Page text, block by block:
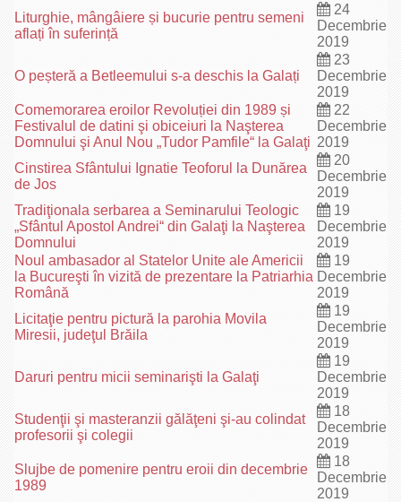
Liturghie, mângâiere și bucurie pentru semeni
aflați în suferință
24
Decembrie
2019
O peșteră a Betleemului s-a deschis la Galați
23
Decembrie
2019
Comemorarea eroilor Revoluției din 1989 și
Festivalul de datini şi obiceiuri la Naşterea
Domnului şi Anul Nou „Tudor Pamfile“ la Galaţi
22
Decembrie
2019
Cinstirea Sfântului Ignatie Teoforul la Dunărea
de Jos
20
Decembrie
2019
Tradiţionala serbarea a Seminarului Teologic
„Sfântul Apostol Andrei“ din Galaţi la Naşterea
Domnului
19
Decembrie
2019
Noul ambasador al Statelor Unite ale Americii
la Bucureşti în vizită de prezentare la Patriarhia
Română
19
Decembrie
2019
Licitaţie pentru pictură la parohia Movila
Miresii, judeţul Brăila
19
Decembrie
2019
Daruri pentru micii seminarişti la Galaţi
19
Decembrie
2019
Studenţii şi masteranzii gălăţeni şi-au colindat
profesorii şi colegii
18
Decembrie
2019
Slujbe de pomenire pentru eroii din decembrie
1989
18
Decembrie
2019